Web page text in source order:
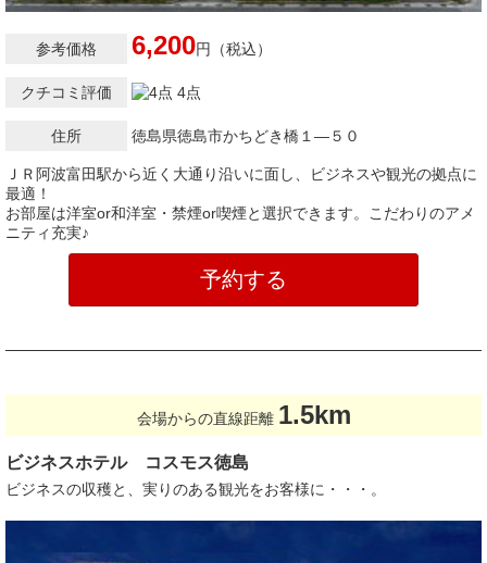
参考価格 6,200円（税込）
クチコミ評価 4点
住所 徳島県徳島市かちどき橋１―５０
ＪＲ阿波富田駅から近く大通り沿いに面し、ビジネスや観光の拠点に
最適！
お部屋は洋室or和洋室・禁煙or喫煙と選択できます。こだわりのアメ
ニティ充実♪
予約する
会場からの直線距離 1.5km
ビジネスホテル コスモス徳島
ビジネスの収穫と、実りのある観光をお客様に・・・。